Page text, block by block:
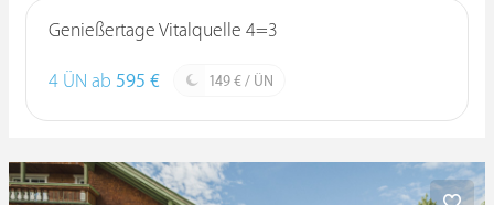
Genießertage Vitalquelle 4=3
4 ÜN ab 595 € 149 € / ÜN